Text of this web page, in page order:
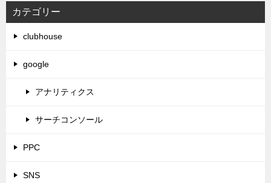
カテゴリー
clubhouse
google
アナリティクス
サーチコンソール
PPC
SNS